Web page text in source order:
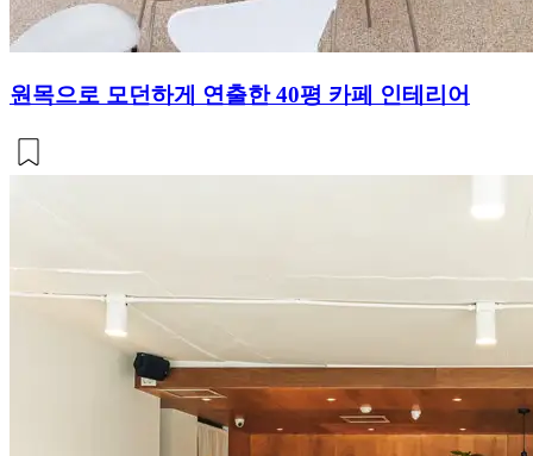
원목으로 모던하게 연출한 40평 카페 인테리어